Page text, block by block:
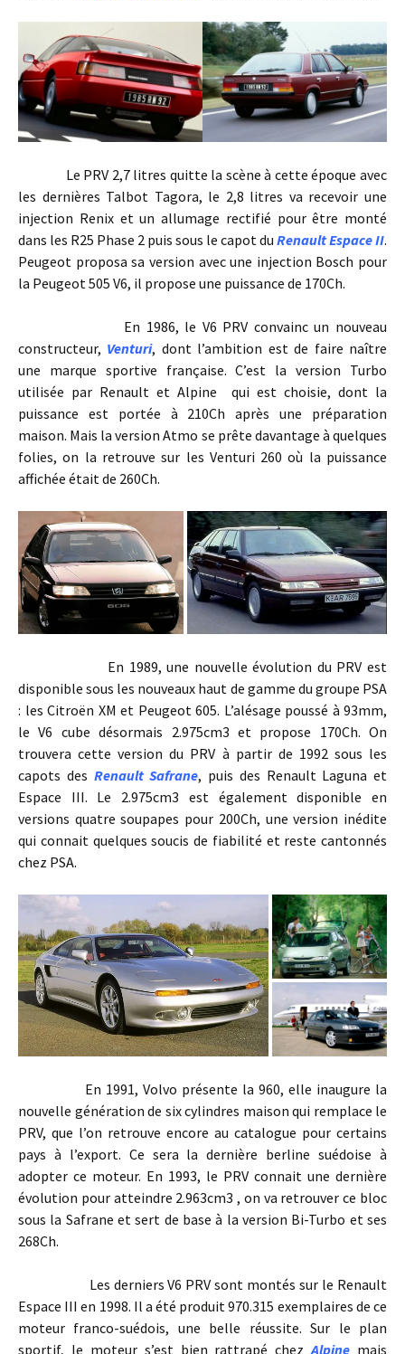
Le PRV 2,7 litres quitte la scène à cette époque avec
les dernières Talbot Tagora, le 2,8 litres va recevoir une
injection Renix et un allumage rectifié pour être monté
dans les R25 Phase 2 puis sous le capot du Renault Espace II.
Peugeot proposa sa version avec une injection Bosch pour
la Peugeot 505 V6, il propose une puissance de 170Ch.
En 1986, le V6 PRV convainc un nouveau
constructeur, Venturi, dont l’ambition est de faire naître
une marque sportive française. C’est la version Turbo
utilisée par Renault et Alpine qui est choisie, dont la
puissance est portée à 210Ch après une préparation
maison. Mais la version Atmo se prête davantage à quelques
folies, on la retrouve sur les Venturi 260 où la puissance
affichée était de 260Ch.
En 1989, une nouvelle évolution du PRV est
disponible sous les nouveaux haut de gamme du groupe PSA
: les Citroën XM et Peugeot 605. L’alésage poussé à 93mm,
le V6 cube désormais 2.975cm3 et propose 170Ch. On
trouvera cette version du PRV à partir de 1992 sous les
capots des Renault Safrane, puis des Renault Laguna et
Espace III. Le 2.975cm3 est également disponible en
versions quatre soupapes pour 200Ch, une version inédite
qui connait quelques soucis de fiabilité et reste cantonnés
chez PSA.
En 1991, Volvo présente la 960, elle inaugure la
nouvelle génération de six cylindres maison qui remplace le
PRV, que l’on retrouve encore au catalogue pour certains
pays à l’export. Ce sera la dernière berline suédoise à
adopter ce moteur. En 1993, le PRV connait une dernière
évolution pour atteindre 2.963cm3 , on va retrouver ce bloc
sous la Safrane et sert de base à la version Bi-Turbo et ses
268Ch.
Les derniers V6 PRV sont montés sur le Renault
Espace III en 1998. Il a été produit 970.315 exemplaires de ce
moteur franco-suédois, une belle réussite. Sur le plan
sportif, le moteur s’est bien rattrapé chez Alpine mais